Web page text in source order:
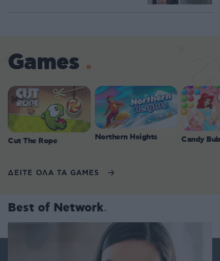
Games
Cut The Rope Northern Heights Candy
ΔΕΙΤΕ ΟΛΑ ΤΑ GAMES
Best of Network